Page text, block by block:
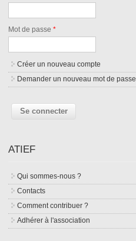
Mot de passe*
Créer un nouveau compte
Demander un nouveau mot de passe
ATIEF
Qui sommes-nous ?
Contacts
Comment contribuer ?
Adhérer à l'association